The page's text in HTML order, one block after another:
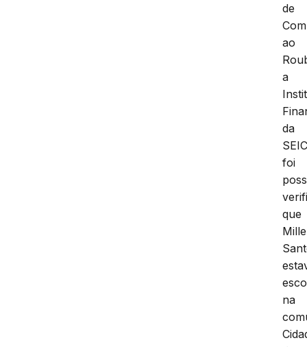
de
ao
a
da
foi
que
na